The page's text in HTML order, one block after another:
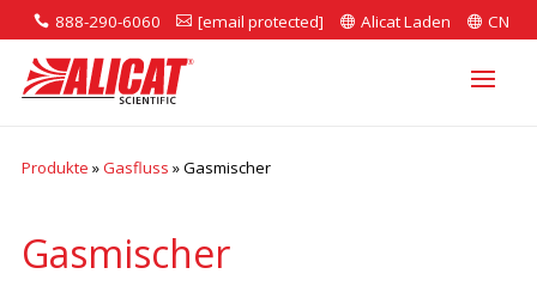
 888-290-6060  [email protected]  Alicat Laden  CN
Produkte »Gasfluss »Gasmischer
Gasmischer